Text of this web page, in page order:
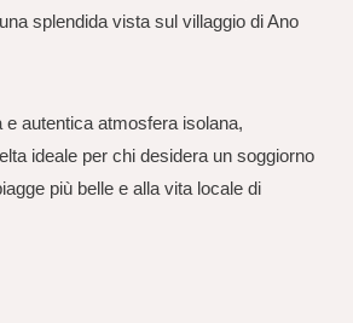
splendida vista sul villaggio di Ano
autentica atmosfera isolana,
ideale per chi desidera un soggiorno
più belle e alla vita locale di